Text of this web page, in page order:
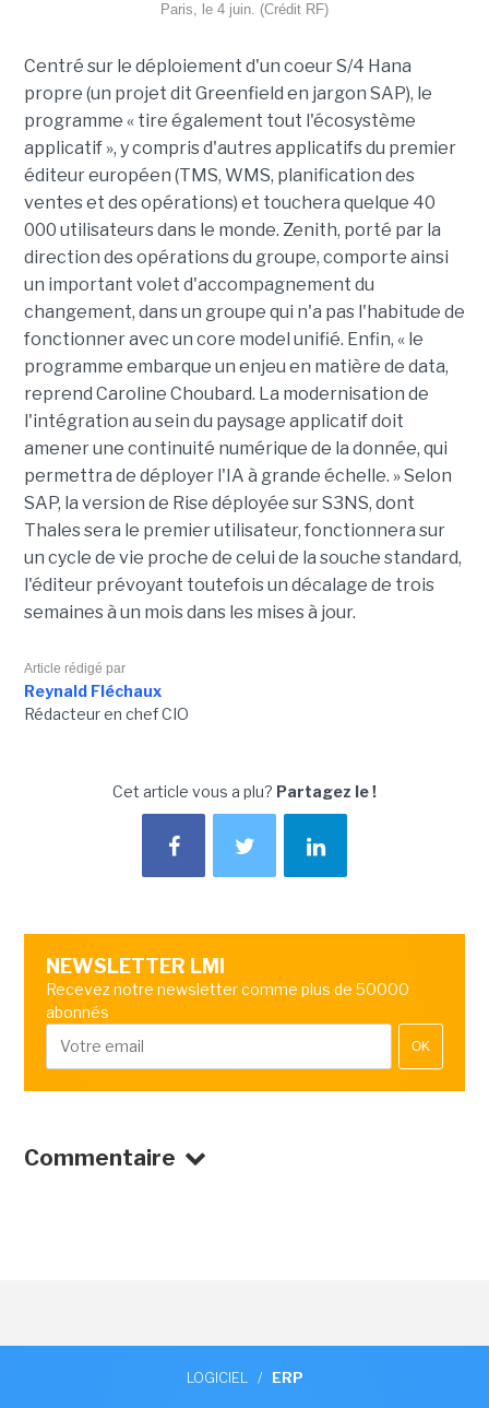
Paris, le 4 juin. (Crédit RF)
Centré sur le déploiement d'un coeur S/4 Hana
propre (un projet dit Greenfield en jargon SAP), le
programme « tire également tout l'écosystème
applicatif », y compris d'autres applicatifs du premier
éditeur européen (TMS, WMS, planification des
ventes et des opérations) et touchera quelque 40
000 utilisateurs dans le monde. Zenith, porté par la
direction des opérations du groupe, comporte ainsi
un important volet d'accompagnement du
changement, dans un groupe qui n'a pas l'habitude de
fonctionner avec un core model unifié. Enfin, « le
programme embarque un enjeu en matière de data,
reprend Caroline Choubard. La modernisation de
l'intégration au sein du paysage applicatif doit
amener une continuité numérique de la donnée, qui
permettra de déployer l'IA à grande échelle. » Selon
SAP, la version de Rise déployée sur S3NS, dont
Thales sera le premier utilisateur, fonctionnera sur
un cycle de vie proche de celui de la souche standard,
l'éditeur prévoyant toutefois un décalage de trois
semaines à un mois dans les mises à jour.
Article rédigé par
Reynald Fléchaux
Rédacteur en chef CIO
Cet article vous a plu? Partagez le !
NEWSLETTER LMI
Recevez notre newsletter comme plus de 50000
abonnés
OK
Commentaire
LOGICIEL / ERP